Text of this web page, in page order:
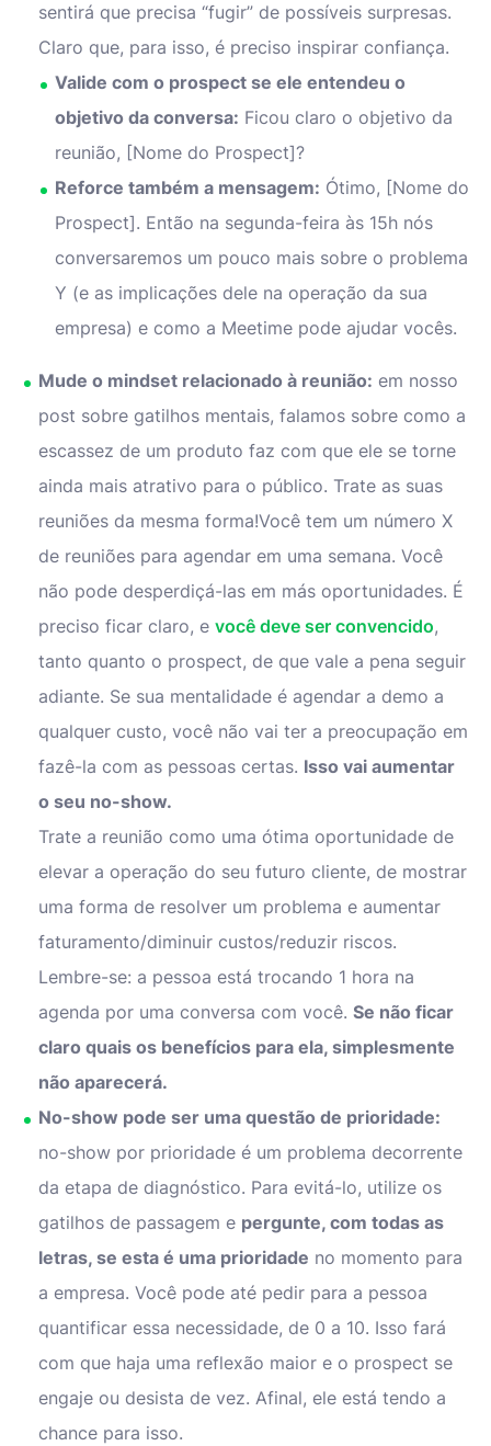
sentirá que precisa “fugir” de possíveis surpresas.
Claro que, para isso, é preciso inspirar confiança.
Valide com o prospect se ele entendeu o
objetivo da conversa: Ficou claro o objetivo da
reunião, [Nome do Prospect]?
Reforce também a mensagem: Ótimo, [Nome do
Prospect]. Então na segunda-feira às 15h nós
conversaremos um pouco mais sobre o problema
Y (e as implicações dele na operação da sua
empresa) e como a Meetime pode ajudar vocês.
Mude o mindset relacionado à reunião: em nosso
post sobre gatilhos mentais, falamos sobre como a
escassez de um produto faz com que ele se torne
ainda mais atrativo para o público. Trate as suas
reuniões da mesma forma!Você tem um número X
de reuniões para agendar em uma semana. Você
não pode desperdiçá-las em más oportunidades. É
preciso ficar claro, e você deve ser convencido,
tanto quanto o prospect, de que vale a pena seguir
adiante. Se sua mentalidade é agendar a demo a
qualquer custo, você não vai ter a preocupação em
fazê-la com as pessoas certas. Isso vai aumentar
o seu no-show.
Trate a reunião como uma ótima oportunidade de
elevar a operação do seu futuro cliente, de mostrar
uma forma de resolver um problema e aumentar
faturamento/diminuir custos/reduzir riscos.
Lembre-se: a pessoa está trocando 1 hora na
agenda por uma conversa com você. Se não ficar
claro quais os benefícios para ela, simplesmente
não aparecerá.
No-show pode ser uma questão de prioridade:
no-show por prioridade é um problema decorrente
da etapa de diagnóstico. Para evitá-lo, utilize os
gatilhos de passagem e pergunte, com todas as
letras, se esta é uma prioridade no momento para
a empresa. Você pode até pedir para a pessoa
quantificar essa necessidade, de 0 a 10. Isso fará
com que haja uma reflexão maior e o prospect se
engaje ou desista de vez. Afinal, ele está tendo a
chance para isso.